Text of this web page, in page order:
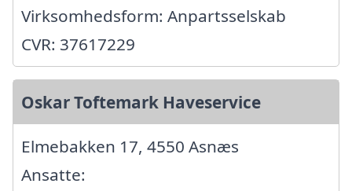
Virksomhedsform: Anpartsselskab
CVR: 37617229
Oskar Toftemark Haveservice
Elmebakken 17, 4550 Asnæs
Ansatte: